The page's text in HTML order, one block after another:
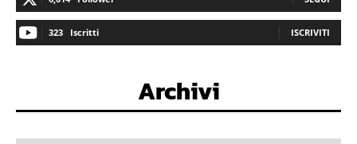
323 Iscritti ISCRIVITI
Archivi